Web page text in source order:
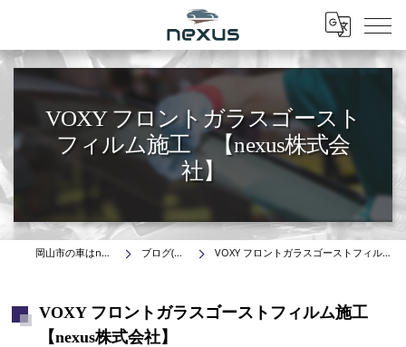
Menu
VOXY フロントガラスゴースト
フィルム施工 【nexus株式会
社】
岡山市の車はnexus株式会社 ブログ(施工事例) VOXY フロントガラスゴーストフィルム施工 【nexus株式会社】
VOXY フロントガラスゴーストフィルム施工
【nexus株式会社】